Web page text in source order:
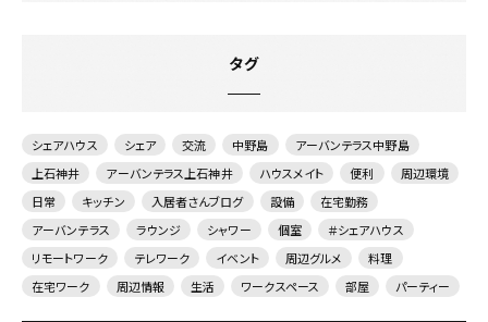
タグ
シェアハウス シェア 交流 中野島
アーバンテラス中野島
上石神井
アーバンテラス上石神井 ハウスメイト 便利
周辺環境
日常
キッチン 入居者さんブログ 設備
在宅勤務
アーバンテラス
ラウンジ シャワー 個室
＃シェアハウス
リモートワーク
テレワーク イベント 周辺グルメ
料理
在宅ワーク
周辺情報 生活 ワークスペース 部屋 パーティー